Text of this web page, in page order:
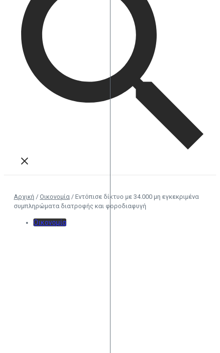
Αρχική / Οικονομία / Εντόπισε δίκτυο με 34.000 μη εγκεκριμένα
συμπληρώματα διατροφής και φοροδιαφυγή
Οικονομία